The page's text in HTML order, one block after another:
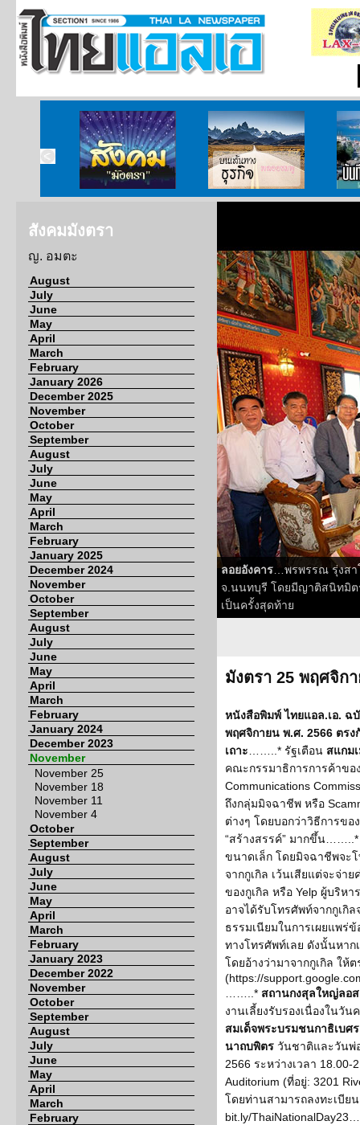
สังคมมังตรา บนเส้นทางธุรกิจ บั
สังคมมังตรา
ญ. อมตะ
August
July
June
May
April
March
February
January 2026
December 2025
November
October
September
August
July
June
May
April
March
February
January 2025
December 2024
November
October
September
August
July
June
May
April
March
February
January 2024
December 2023
November
November 25
November 18
November 11
November 4
October
September
August
July
June
May
April
March
February
January 2023
December 2022
November
October
September
August
July
June
May
April
March
February
ลอยอังคาร …พรพรรณ รุ่งส
จ.นนทบุรี โดยมีญาติสนิทมิต
เป็นครั้งสุดท้าย
มังตรา 25 พฤศจิก
หนังสือพิมพ์ ไทยแอล.เอ. ฉ
พฤศจิกายน พ.ศ. 2566 ตร
เถาะ ……..* รัฐเตือน สแกม
คณะกรรมาธิการการค้าขอ
Communications
ถึงกลุ่มมิจฉาชีพ หรือ
ต่างๆ โดยบอกว่าวิธีการข
“สร้างสรรค์” มากขึ้น
ขนาดเล็ก โดยมิจฉาชีพจะ
จากกูเกิล เว้นเสียแต่จะจ่า
ของกูเกิล หรือ Yelp ผู้บริหา
อาจได้รับโทรศัพท์จากกูเกิ
ธรรมเนียมในการเผยแพร่
ทางโทรศัพท์เลย ดังนั้นหา
โดยอ้างว่ามาจากกูเกิล ให้
(https://
……..* สถานกงสุลใหญ่ลอ
งานเลี้ยงรับรองเนื่องในวั
สมเด็จพระบรมชนกาธิเบศ
นาถบพิตร วันชาติและวันพ่
2566 ระหว่างเวลา
Auditorium (ที่อยู่: 3201
โดยท่านสามารถลงทะเบีย
bit.ly/